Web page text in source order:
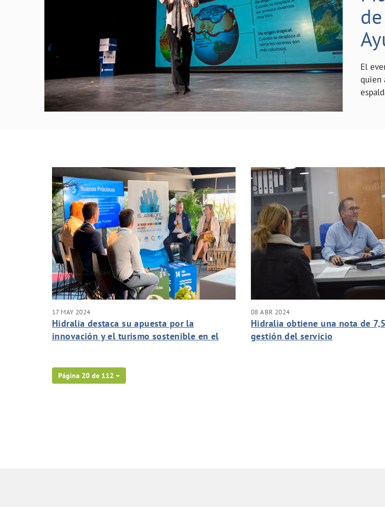
El
quien
17 MAY 2024
Hidralia destaca su apuesta por la
innovación y el turismo sostenible en el
08 ABR 2024
Hidralia obtiene una nota de
gestión del servicio
Página 20 de 112